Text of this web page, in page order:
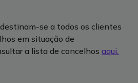
destinam-se a todos os clientes
em situação de
a lista de concelhosaqui.